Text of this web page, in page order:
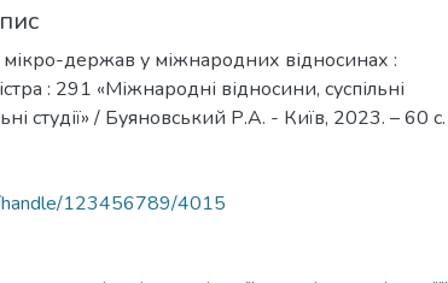
держав у міжнародних відносинах :
: 291 «Міжнародні відносини, суспільні
студії» / Буяновський Р.А. - Київ, 2023. – 60 с.
handle/123456789/4015